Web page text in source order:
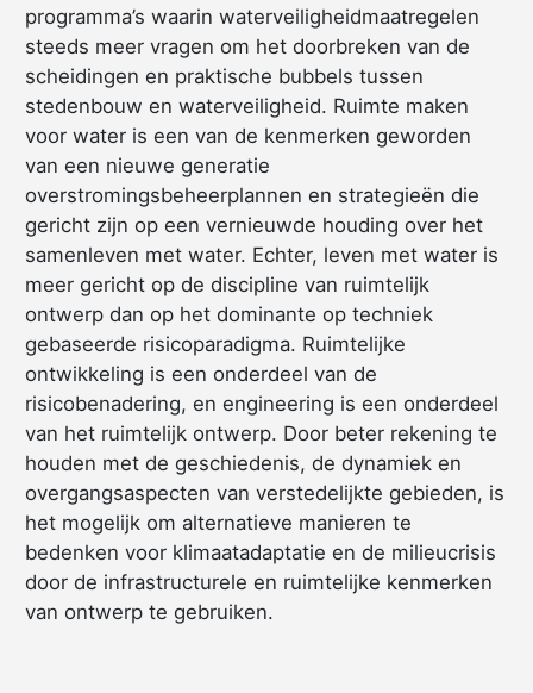
programma’s waarin waterveiligheidmaatregelen
steeds meer vragen om het doorbreken van de
scheidingen en praktische bubbels tussen
stedenbouw en waterveiligheid. Ruimte maken
voor water is een van de kenmerken geworden
van een nieuwe generatie
overstromingsbeheerplannen en strategieën die
gericht zijn op een vernieuwde houding over het
samenleven met water. Echter, leven met water is
meer gericht op de discipline van ruimtelijk
ontwerp dan op het dominante op techniek
gebaseerde risicoparadigma. Ruimtelijke
ontwikkeling is een onderdeel van de
risicobenadering, en engineering is een onderdeel
van het ruimtelijk ontwerp. Door beter rekening te
houden met de geschiedenis, de dynamiek en
overgangsaspecten van verstedelijkte gebieden, is
het mogelijk om alternatieve manieren te
bedenken voor klimaatadaptatie en de milieucrisis
door de infrastructurele en ruimtelijke kenmerken
van ontwerp te gebruiken.